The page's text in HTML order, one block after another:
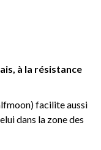
à la résistance
facilite aussi
dans la zone des